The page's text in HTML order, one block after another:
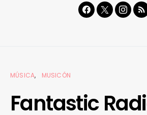
MÚSICA MUSICÓN
Fantastic